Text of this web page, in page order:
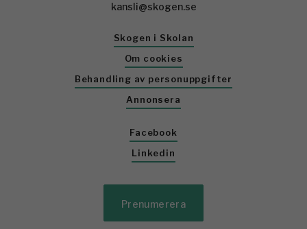
kansli@skogen.se
Skogen i Skolan
Om cookies
Behandling av personuppgifter
Annonsera
Facebook
Linkedin
Prenumerera